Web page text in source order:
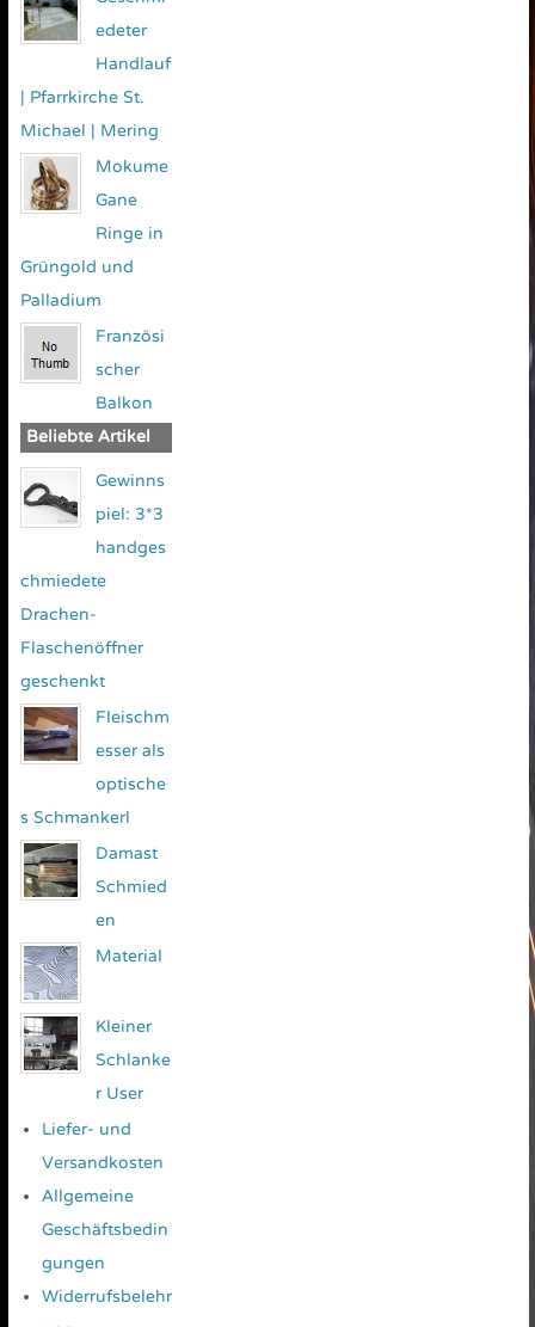
edeter
Handlauf
| Pfarrkirche St.
Michael | Mering
Mokume
Gane
Ringe in
Grüngold und
Palladium
Französi
scher
Balkon
Beliebte Artikel
Gewinns
piel: 3*3
handges
chmiedete
Drachen-
Flaschenöffner
geschenkt
Fleischm
esser als
optische
s Schmankerl
Damast
Schmied
en
Material
Kleiner
Schlanke
r User
Liefer- und
Versandkosten
Allgemeine
Geschäftsbedin
gungen
Widerrufsbelehr